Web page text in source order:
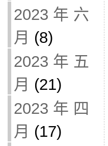
2023 年 六
月 (8)
2023 年 五
月 (21)
2023 年 四
月 (17)